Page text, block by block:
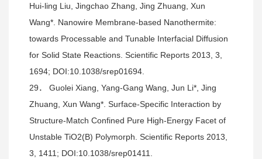
Hui-ling Liu, Jingchao Zhang, Jing Zhuang, Xun
Wang*. Nanowire Membrane-based Nanothermite:
towards Processable and Tunable Interfacial Diffusion
for Solid State Reactions. Scientific Reports 2013, 3,
1694; DOI:10.1038/srep01694.
29． Guolei Xiang, Yang-Gang Wang, Jun Li*, Jing
Zhuang, Xun Wang*. Surface-Specific Interaction by
Structure-Match Confined Pure High-Energy Facet of
Unstable TiO2(B) Polymorph. Scientific Reports 2013,
3, 1411; DOI:10.1038/srep01411.